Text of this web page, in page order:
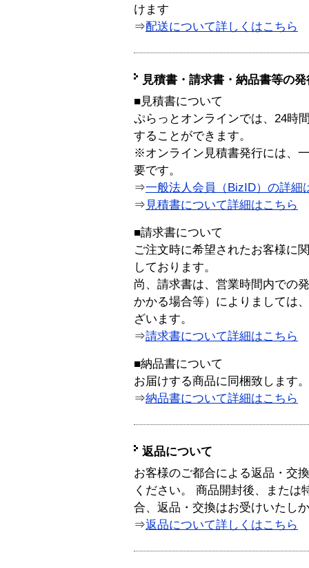
けます
⇒配送について詳しくはこちら
見積書・請求書・納品書等の
■見積書について
ぷらっとオンラインでは、24時
することができます。
※オンライン見積書発行には、
要です。
⇒一般法人会員（BizID）の詳細
⇒ 見積書について詳細はこちら
■請求書について
ご注文時に希望されたお客様に
しております。
尚、請求書は、営業時間内での
かかる場合等）によりましては
ざいます。
⇒請求書について詳細はこちら
■納品書について
お届けする商品に同梱致します。
⇒納品書について詳細はこちら
返品について
お客様のご都合による返品・交
ください。 商品開封後、または
合、返品・交換はお受けいたし
⇒返品について詳しくはこちら